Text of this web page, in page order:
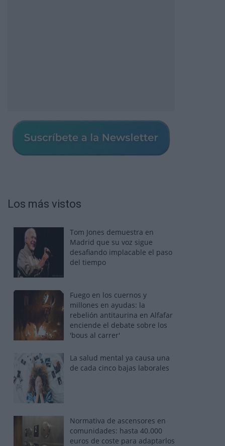
Los más vistos
Tom Jones demuestra en
Madrid que su voz sigue
desafiando implacable el paso
del tiempo
Fuego en los cuernos y
millones en ayudas: la
rebelión antitaurina en Alfafar
enciende el debate sobre los
'bous al carrer'
La salud mental ya causa una
de cada cinco bajas laborales
Normativa de ascensores en
comunidades: hasta 40.000
euros de coste para adaptarlos